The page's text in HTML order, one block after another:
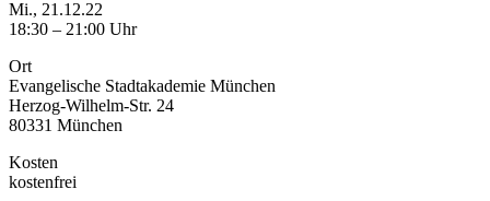
Mi., 21.12.22
18:30 – 21:00 Uhr
Ort
Evangelische Stadtakademie München
Herzog-Wilhelm-Str. 24
80331 München
Kosten
kostenfrei